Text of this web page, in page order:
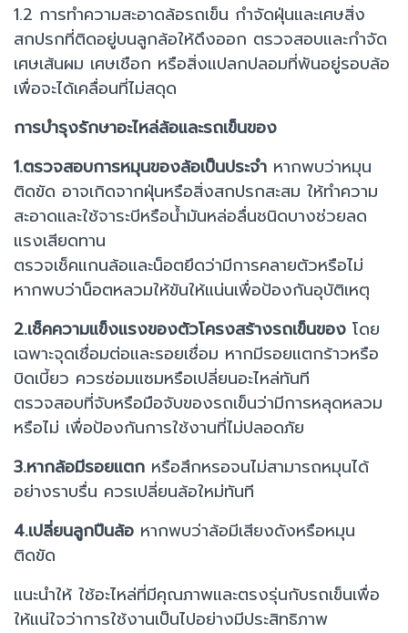
1.2 การทำความสะอาดล้อรถเข็น กำจัดฝุ่นและเศษสิ่ง
สกปรกที่ติดอยู่บนลูกล้อให้ดึงออก ตรวจสอบและกำจัด
เศษเส้นผม เศษเชือก หรือสิ่งแปลกปลอมที่พันอยู่รอบล้อ
เพื่อจะได้เคลื่อนที่ไม่สดุด
การบำรุงรักษาอะไหล่ล้อและรถเข็นของ
1.ตรวจสอบการหมุนของล้อเป็นประจำ หากพบว่าหมุน
ติดขัด อาจเกิดจากฝุ่นหรือสิ่งสกปรกสะสม ให้ทำความ
สะอาดและใช้จาระบีหรือน้ำมันหล่อลื่นชนิดบางช่วยลด
แรงเสียดทาน
ตรวจเช็คแกนล้อและน็อตยึดว่ามีการคลายตัวหรือไม่
หากพบว่าน็อตหลวมให้ขันให้แน่นเพื่อป้องกันอุบัติเหตุ
2.เช็คความแข็งแรงของตัวโครงสร้างรถเข็นของ โดย
เฉพาะจุดเชื่อมต่อและรอยเชื่อม หากมีรอยแตกร้าวหรือ
บิดเบี้ยว ควรซ่อมแซมหรือเปลี่ยนอะไหล่ทันที
ตรวจสอบที่จับหรือมือจับของรถเข็นว่ามีการหลุดหลวม
หรือไม่ เพื่อป้องกันการใช้งานที่ไม่ปลอดภัย
3.หากล้อมีรอยแตก หรือสึกหรอจนไม่สามารถหมุนได้
อย่างราบรื่น ควรเปลี่ยนล้อใหม่ทันที
4.เปลี่ยนลูกปืนล้อ หากพบว่าล้อมีเสียงดังหรือหมุน
ติดขัด
แนะนำให้ ใช้อะไหล่ที่มีคุณภาพและตรงรุ่นกับรถเข็นเพื่อ
ให้แน่ใจว่าการใช้งานเป็นไปอย่างมีประสิทธิภาพ